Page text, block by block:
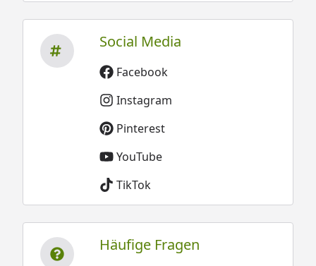
Social Media
Facebook
Instagram
Pinterest
YouTube
TikTok
Häufige Fragen